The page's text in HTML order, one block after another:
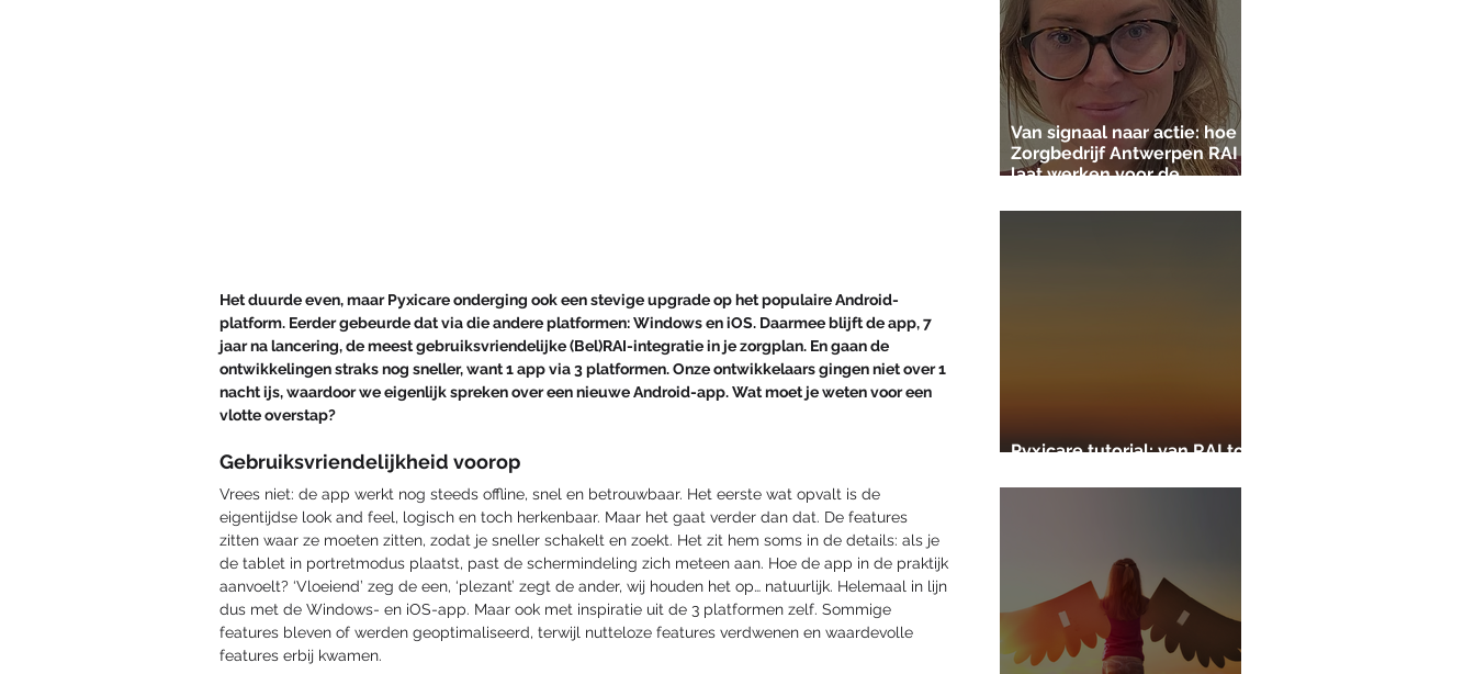
Het duurde even, maar Pyxicare onderging ook een stevige upgrade op het populaire Android-
platform. Eerder gebeurde dat via die andere platformen: Windows en iOS. Daarmee blijft de app, 7
jaar na lancering, de meest gebruiksvriendelijke (Bel)RAI-integratie in je zorgplan. En gaan de
ontwikkelingen straks nog sneller, want 1 app via 3 platformen. Onze ontwikkelaars gingen niet over 1
nacht ijs, waardoor we eigenlijk spreken over een nieuwe Android-app. Wat moet je weten voor een
vlotte overstap?
Gebruiksvriendelijkheid voorop
Vrees niet: de app werkt nog steeds offline, snel en betrouwbaar. Het eerste wat opvalt is de
eigentijdse look and feel, logisch en toch herkenbaar. Maar het gaat verder dan dat. De features
zitten waar ze moeten zitten, zodat je sneller schakelt en zoekt. Het zit hem soms in de details: als je
de tablet in portretmodus plaatst, past de schermindeling zich meteen aan. Hoe de app in de praktijk
aanvoelt? ‘Vloeiend’ zeg de een, ‘plezant’ zegt de ander, wij houden het op… natuurlijk. Helemaal in lijn
dus met de Windows- en iOS-app. Maar ook met inspiratie uit de 3 platformen zelf. Sommige
features bleven of werden geoptimaliseerd, terwijl nutteloze features verdwenen en waardevolle
features erbij kwamen.
Van signaal naar actie: hoe
Zorgbedrijf Antwerpen RAI
laat werken voor de
Pyxicare tutorial: van RAI tot